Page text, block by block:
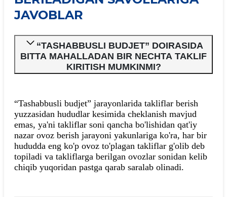
JAVOBLAR
“TASHABBUSLI BUDJET” DOIRASIDA
BITTA MAHALLADAN BIR NECHTA TAKLIF
KIRITISH MUMKINMI?
“Tashabbusli budjet” jarayonlarida takliflar berish
yuzzasidan hududlar kesimida cheklanish mavjud
emas, ya'ni takliflar soni qancha bo'lishidan qat'iy
nazar ovoz berish jarayoni yakunlariga ko'ra, har bir
hududda eng ko'p ovoz to'plagan takliflar g'olib deb
topiladi va takliflarga berilgan ovozlar sonidan kelib
chiqib yuqoridan pastga qarab saralab olinadi.